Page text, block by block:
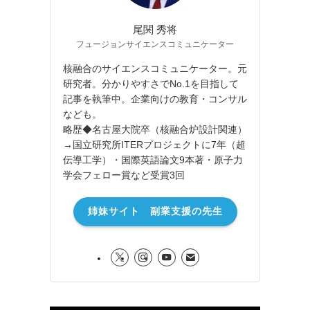
尾関 秀将
フュージョンサイエンスコミュニケーター
核融合のサイエンスコミュニケーター。元
研究者。分かりやすさでNo.1を目指して
記事を執筆中。企業向けの教育・コンサル
なども。
略歴◆名古屋大院卒（核融合炉設計関連）
→国立研究所ITERプロジェクトに7年（超
伝導工学）・国際英語論文9本著・原子力
学会フェロー賞など受賞3回
姉妹サイト 副業支援の先生